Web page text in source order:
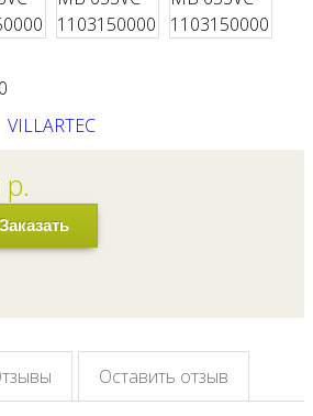
VILLARTEC
р.
Заказать
Оставить отзыв